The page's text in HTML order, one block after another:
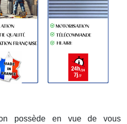
possède en vue de vous